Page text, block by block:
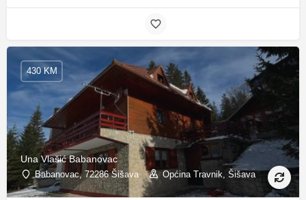
Una Vlašić Babanovac
Babanovac, 72286 Šišava Općina Travnik, Šišava
430 KM